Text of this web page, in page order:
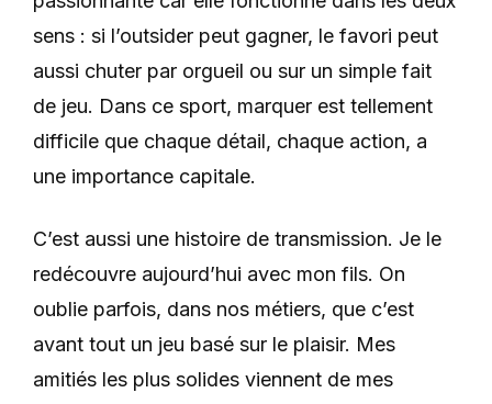
sens : si l’outsider peut gagner, le favori peut
aussi chuter par orgueil ou sur un simple fait
de jeu. Dans ce sport, marquer est tellement
difficile que chaque détail, chaque action, a
une importance capitale.
C’est aussi une histoire de transmission. Je le
redécouvre aujourd’hui avec mon fils. On
oublie parfois, dans nos métiers, que c’est
avant tout un jeu basé sur le plaisir. Mes
amitiés les plus solides viennent de mes